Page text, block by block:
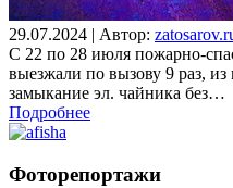
29.07.2024 | Автор:
С 22 по 28 июля пожарно-
выезжали по вызову 9 раз, из
замыкание эл. чайника без…
Подробнее
Фоторепортажи